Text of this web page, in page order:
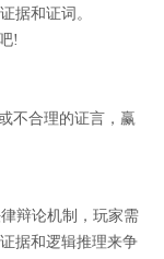
据和证词。
!
不合理的证言，赢
辩论机制，玩家需
据和逻辑推理来争